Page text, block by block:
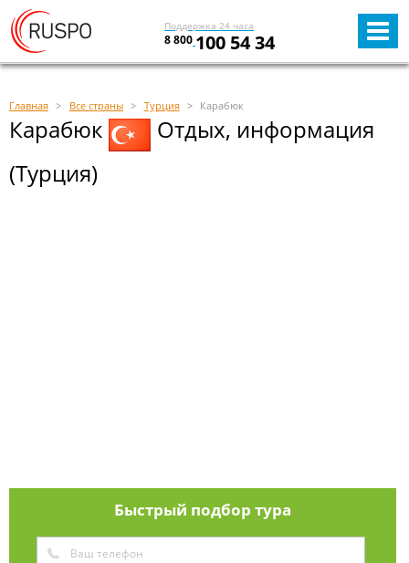
Поддержка 24 часа
8 800 100 54 34
Главная Все страны Турция Карабюк
Карабюк
Отдых, информация
(Турция)
Быстрый подбор тура